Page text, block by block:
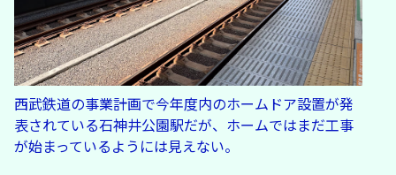
西武鉄道の事業計画で今年度内のホームドア設置が発
表されている石神井公園駅だが、ホームではまだ工事
が始まっているようには見えない。